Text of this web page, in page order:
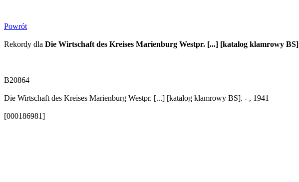
Powrót
Rekordy dla Die Wirtschaft des Kreises Marienburg Westpr. [...] [katalog klamrowy BS]
B20864
Die Wirtschaft des Kreises Marienburg Westpr. [...] [katalog klamrowy BS]. - , 1941
[000186981]